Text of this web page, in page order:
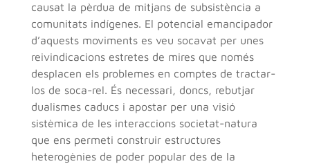
causat la pèrdua de mitjans de subsistència a
comunitats indígenes. El potencial emancipador
d’aquests moviments es veu socavat per unes
reivindicacions estretes de mires que només
desplacen els problemes en comptes de tractar-
los de soca-rel. És necessari, doncs, rebutjar
dualismes caducs i apostar per una visió
sistèmica de les interaccions societat-natura
que ens permeti construir estructures
heterogènies de poder popular des de la